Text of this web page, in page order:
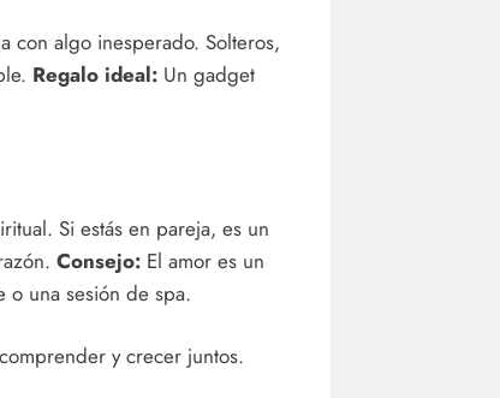
con algo inesperado. Solteros,
Regalo ideal: Un gadget
Si estás en pareja, es un
Consejo: El amor es un
o una sesión de spa.
y crecer juntos.